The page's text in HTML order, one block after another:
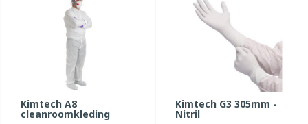
Kimtech A8
cleanroomkleding
Kimtech G3 305mm -
Nitril